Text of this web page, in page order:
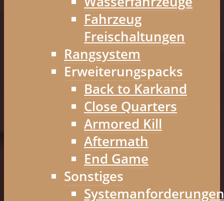
Fahrzeug
Freischaltungen
Rangsystem
Erweiterungspacks
Back to Karkand
Close Quarters
Armored Kill
Aftermath
End Game
Sonstiges
Systemanforderungen